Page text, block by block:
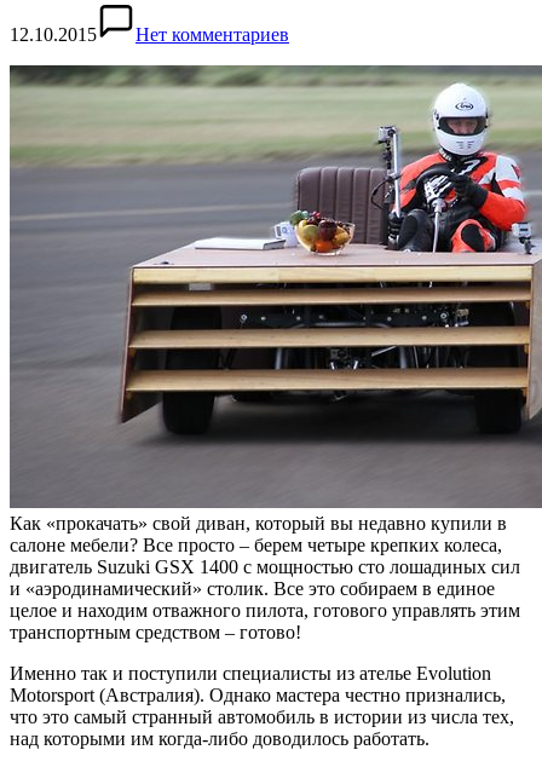
12.10.2015 Нет комментариев
Как «прокачать» свой диван, который вы недавно купили в
салоне мебели? Все просто – берем четыре крепких колеса,
двигатель Suzuki GSX 1400 с мощностью сто лошадиных сил
и «аэродинамический» столик. Все это собираем в единое
целое и находим отважного пилота, готового управлять этим
транспортным средством – готово!
Именно так и поступили специалисты из ателье Evolution
Motorsport (Австралия). Однако мастера честно признались,
что это самый странный автомобиль в истории из числа тех,
над которыми им когда-либо доводилось работать.